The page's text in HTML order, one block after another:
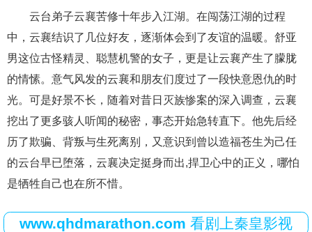
云台弟子云襄苦修十年步入江湖。在闯荡江湖的过程
中，云襄结识了几位好友，逐渐体会到了友谊的温暖。舒亚
男这位古怪精灵、聪慧机警的女子，更是让云襄产生了朦胧
的情愫。意气风发的云襄和朋友们度过了一段快意恩仇的时
光。可是好景不长，随着对昔日灭族惨案的深入调查，云襄
挖出了更多骇人听闻的秘密，事态开始急转直下。他先后经
历了欺骗、背叛与生死离别，又意识到曾以造福苍生为己任
的云台早已堕落，云襄决定挺身而出,捍卫心中的正义，哪怕
是牺牲自己也在所不惜。
www.qhdmarathon.com 看剧上秦皇影视